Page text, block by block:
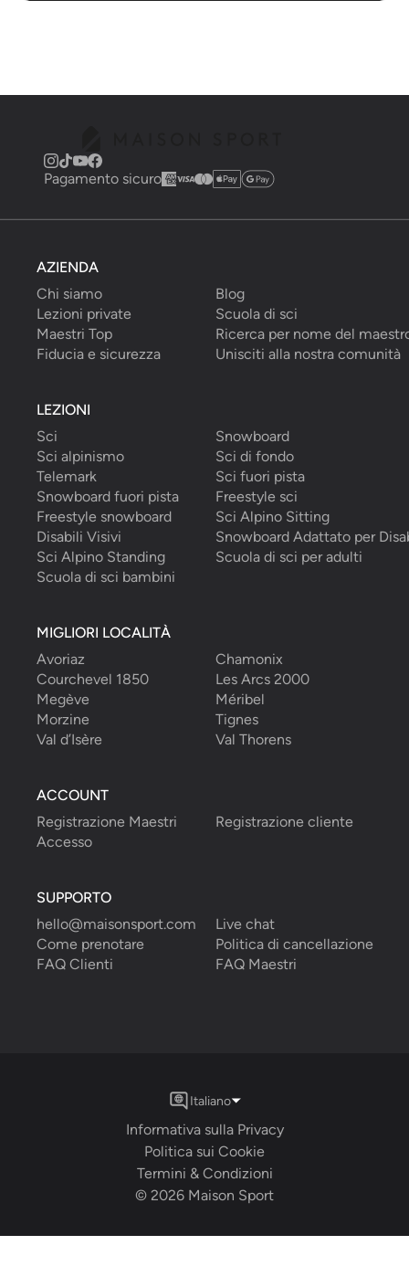
Pagamento sicuro
AZIENDA
Chi siamo
Blog
Lezioni private
Scuola di sci
Maestri Top
Ricerca per nome del
Fiducia e sicurezza
Unisciti alla nostra comunità
LEZIONI
Sci
Snowboard
Sci alpinismo
Sci di fondo
Telemark
Sci fuori pista
Snowboard fuori pista
Freestyle sci
Freestyle snowboard
Sci Alpino Sitting
Disabili Visivi
Snowboard Adattato per
Sci Alpino Standing
Scuola di sci per adulti
Scuola di sci bambini
MIGLIORI LOCALITÀ
Avoriaz
Chamonix
Courchevel 1850
Les Arcs 2000
Megève
Méribel
Morzine
Tignes
Val d’Isère
Val Thorens
ACCOUNT
Registrazione Maestri
Registrazione cliente
Accesso
SUPPORTO
hello@maisonsport.com
Live chat
Come prenotare
Politica di cancellazione
FAQ Clienti
FAQ Maestri
© 2026 Maison Sport
Termini & Condizioni
Politica sui Cookie
Informativa sulla Privacy
Italiano